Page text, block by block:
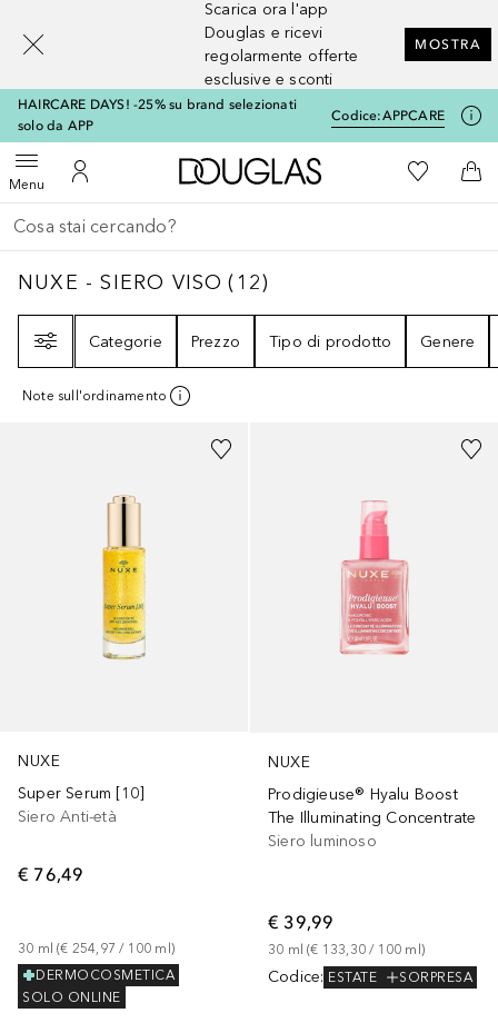
Scarica ora l'app
Douglas e ricevi
regolarmente offerte
esclusive e sconti
MOSTRA
HAIRCARE DAYS! -25% su brand selezionati
solo da APP
Codice:APPCARE
MenuApri menuAl Mio Account
A Douglas HomeAlla Mia
Al
Torna indietro
Esegui ricerca
NUXE - SIERO VISO 12
NUXE - SIERO VISO ( 12)
Categorie
Prezzo Tipo di prodotto Genere
Note sull'ordinamento
NUXE
Super Serum [10]
Siero Anti-età
€ 76,49
30 ml (€ 254,97 / 100 ml )
DERMOCOSMETICA
SOLO ONLINE
NUXE
Prodigieuse® Hyalu Boost
The Illuminating Concentrate
Siero luminoso
€ 39,99
30 ml (€ 133,30 / 100 ml )
Codice: ESTATE SORPRESA
[navigation.slideout.screenreader]